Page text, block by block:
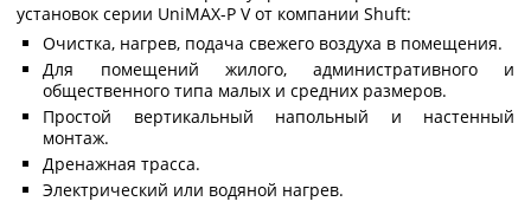
установок серии UniMAX-P V от компании Shuft:
Очистка, нагрев, подача свежего воздуха в помещения.
Для помещений жилого, административного и
общественного типа малых и средних размеров.
Простой вертикальный напольный и настенный
монтаж.
Дренажная трасса.
Электрический или водяной нагрев.